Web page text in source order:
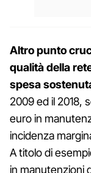
Altro punto
qualità della
spesa
2009 ed il 2018,
euro in
incidenza
A titolo di
in manutenzioni